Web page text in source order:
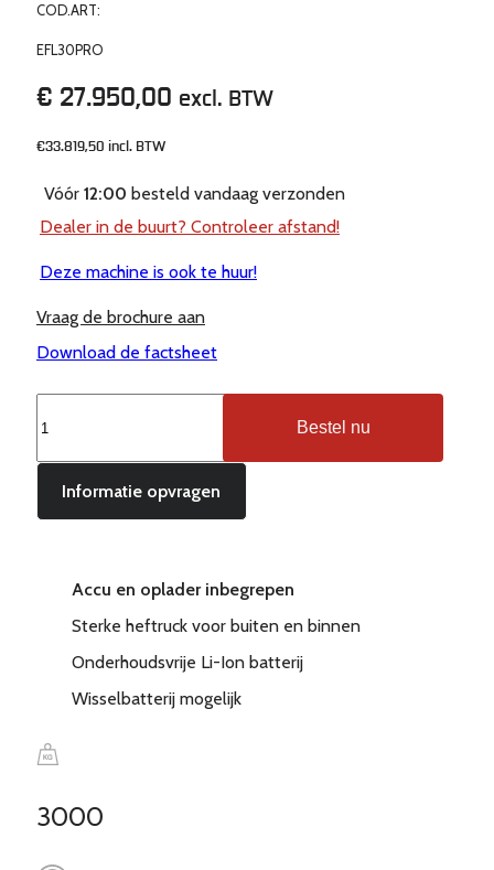
COD.ART:
EFL30PRO
€ 27.950,00 excl. BTW
€33.819,50 incl. BTW
Vóór 12:00 besteld vandaag verzonden
Dealer in de buurt? Controleer afstand!
Deze machine is ook te huur!
Vraag de brochure aan
Download de factsheet
EFL30
PRO
Elektrische
heftruck
aantal
Bestel nu
Informatie opvragen
Accu en oplader inbegrepen
Sterke heftruck voor buiten en binnen
Onderhoudsvrije Li-Ion batterij
Wisselbatterij mogelijk
3000